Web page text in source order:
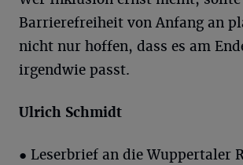
Barrierefreiheit von Anfang an
nicht nur hoffen, dass es am
irgendwie passt.
Ulrich Schmidt
● Leserbrief an die Wuppertaler